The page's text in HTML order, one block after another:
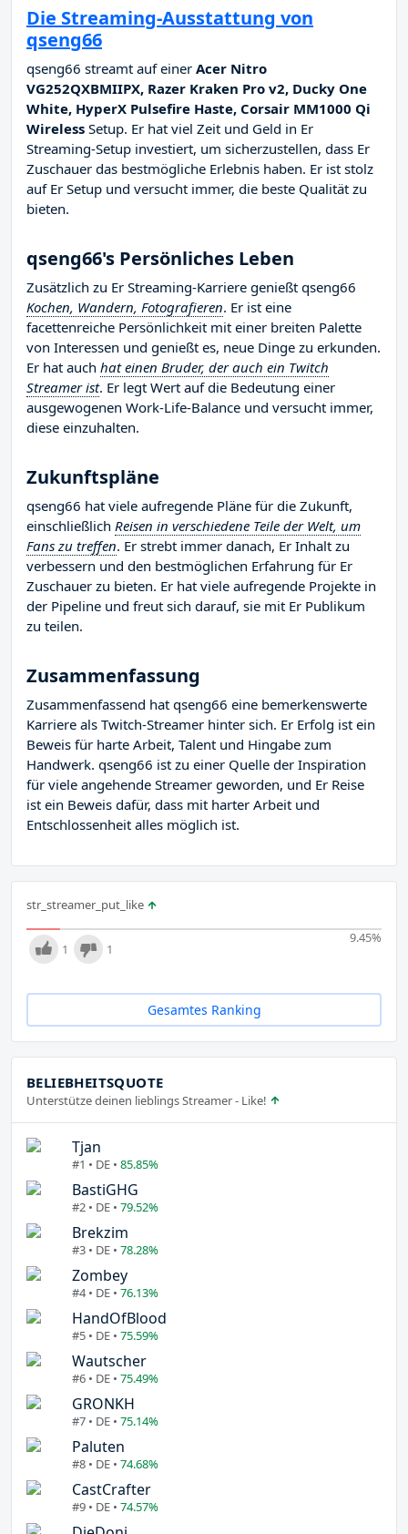
Die Streaming-Ausstattung von
qseng66
qseng66 streamt auf einer Acer Nitro
VG252QXBMIIPX, Razer Kraken Pro v2, Ducky One
White, HyperX Pulsefire Haste, Corsair MM1000 Qi
Wireless Setup. Er hat viel Zeit und Geld in Er
Streaming-Setup investiert, um sicherzustellen, dass Er
Zuschauer das bestmögliche Erlebnis haben. Er ist stolz
auf Er Setup und versucht immer, die beste Qualität zu
bieten.
qseng66's Persönliches Leben
Zusätzlich zu Er Streaming-Karriere genießt qseng66
Kochen, Wandern, Fotografieren. Er ist eine
facettenreiche Persönlichkeit mit einer breiten Palette
von Interessen und genießt es, neue Dinge zu erkunden.
Er hat auch hat einen Bruder, der auch ein Twitch
Streamer ist. Er legt Wert auf die Bedeutung einer
ausgewogenen Work-Life-Balance und versucht immer,
diese einzuhalten.
Zukunftspläne
qseng66 hat viele aufregende Pläne für die Zukunft,
einschließlich Reisen in verschiedene Teile der Welt, um
Fans zu treffen. Er strebt immer danach, Er Inhalt zu
verbessern und den bestmöglichen Erfahrung für Er
Zuschauer zu bieten. Er hat viele aufregende Projekte in
der Pipeline und freut sich darauf, sie mit Er Publikum
zu teilen.
Zusammenfassung
Zusammenfassend hat qseng66 eine bemerkenswerte
Karriere als Twitch-Streamer hinter sich. Er Erfolg ist ein
Beweis für harte Arbeit, Talent und Hingabe zum
Handwerk. qseng66 ist zu einer Quelle der Inspiration
für viele angehende Streamer geworden, und Er Reise
ist ein Beweis dafür, dass mit harter Arbeit und
Entschlossenheit alles möglich ist.
str_streamer_put_like
9.45%
1 1
Gesamtes Ranking
BELIEBHEITSQUOTE
Unterstütze deinen lieblings Streamer - Like!
Tjan
#1 • DE • 85.85%
BastiGHG
#2 • DE • 79.52%
Brekzim
#3 • DE • 78.28%
Zombey
#4 • DE • 76.13%
HandOfBlood
#5 • DE • 75.59%
Wautscher
#6 • DE • 75.49%
GRONKH
#7 • DE • 75.14%
Paluten
#8 • DE • 74.68%
CastCrafter
#9 • DE • 74.57%